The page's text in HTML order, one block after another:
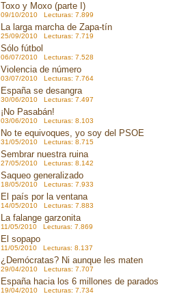
Toxo y Moxo (parte I)
09/10/2010 Lecturas: 7.899
La larga marcha de Zapa-tín
25/09/2010 Lecturas: 7.719
Sólo fútbol
06/07/2010 Lecturas: 7.528
Violencia de número
03/07/2010 Lecturas: 7.764
España se desangra
30/06/2010 Lecturas: 7.497
¡No Pasabán!
03/06/2010 Lecturas: 8.103
No te equivoques, yo soy del PSOE
31/05/2010 Lecturas: 8.715
Sembrar nuestra ruina
27/05/2010 Lecturas: 8.142
Saqueo generalizado
18/05/2010 Lecturas: 7.933
El país por la ventana
14/05/2010 Lecturas: 7.883
La falange garzonita
11/05/2010 Lecturas: 7.869
El sopapo
11/05/2010 Lecturas: 8.137
¿Demócratas? Ni aunque les maten
29/04/2010 Lecturas: 7.707
España hacia los 6 millones de parados
19/04/2010 Lecturas: 7.734